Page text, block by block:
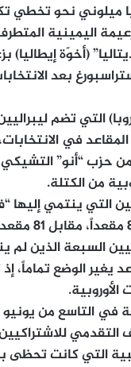
ميلوني نحو تخطي
اليمينية
(أخوّة إيطاليا)
بعد
التي تضم
في
من حزب “أنو”
من الكتلة.
التي ينتمي إليها
الثالثة في
يغير الوضع تماماً،
في التاسع من
التي كانت تحظى